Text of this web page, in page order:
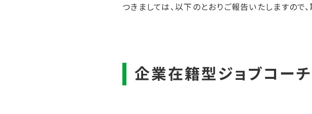
つきましては、以下のとおりご報告いたしますので